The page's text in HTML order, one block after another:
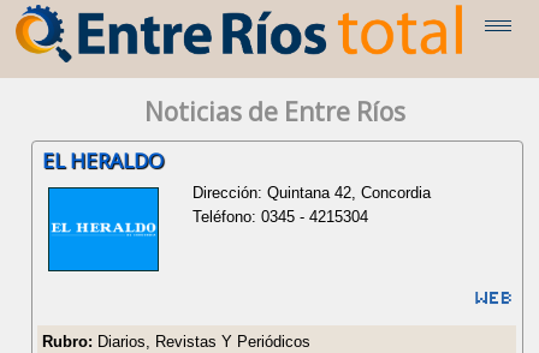
Noticias de Entre Ríos
EL HERALDO
Dirección: Quintana 42, Concordia
Teléfono: 0345 - 4215304
Rubro: Diarios, Revistas Y Periódicos